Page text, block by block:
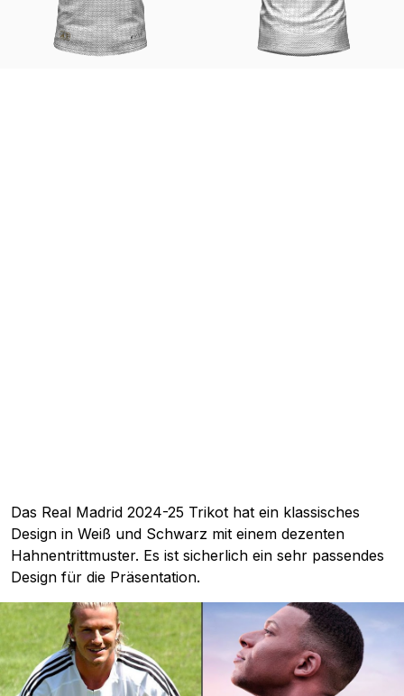
Das Real Madrid 2024-25 Trikot hat ein klassisches
Design in Weiß und Schwarz mit einem dezenten
Hahnentrittmuster. Es ist sicherlich ein sehr passendes
Design für die Präsentation.